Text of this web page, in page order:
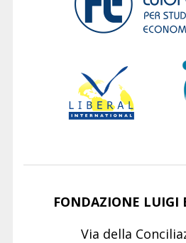
FONDAZIONE LUIGI
Via della